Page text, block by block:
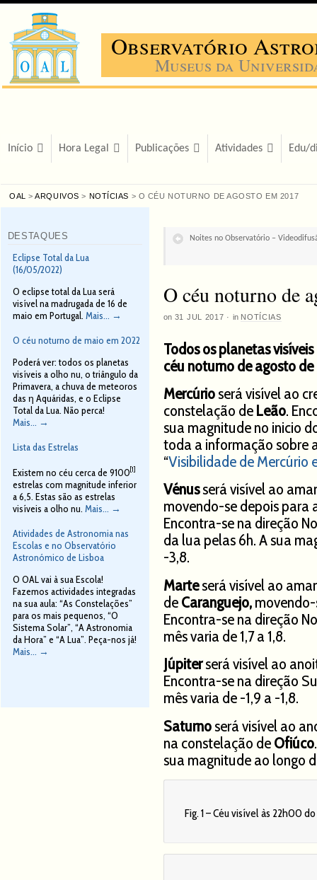
Observatório
Museus da
Início Hora Legal Publicações Atividades Edu/
OAL >ARQUIVOS > NOTÍCIAS > O CÉU NOTURNO DE AGOSTO EM 2017
Noites no Observatório –
O céu noturno de
on 31 JUL 2017 · in NOTÍCIAS
Todos os planetas
céu noturno de agosto de
Mercúrioserá visível ao
constelação deLeão.
sua magnitude no inicio
toda a informação sobre
“Visibilidade de Mercúrio
Vénusserá visível ao
movendo-se depois para
Encontra-se na direção
da lua pelas 6h. A sua
-3,8.
Marteserá visível ao
deCaranguejo,
Encontra-se na direção
mês varia de 1,7 a 1,8.
Júpiterserá visível ao
Encontra-se na direção
mês varia de -1,9 a -1,8.
Saturnoserá visível ao
na constelação deOfiúco
sua magnitude ao longo
Fig. 1 – Céu visível às 22h00
DESTAQUES
Eclipse Total da Lua
(16/05/2022)
O eclipse total da Lua será
visível na madrugada de 16 de
maio em Portugal.Mais... →
O céu noturno de maio em 2022
Poderá ver: todos os planetas
visíveis a olho nu, o triângulo da
Primavera, a chuva de meteoros
das η Aquáridas, e o Eclipse
Total da Lua. Não perca!
Mais... →
Lista das Estrelas
Existem no céu cerca de 9100[1]
estrelas com magnitude inferior
a 6,5. Estas são as estrelas
visíveis a olho nu.Mais... →
Atividades de Astronomia nas
Escolas e no Observatório
Astronómico de Lisboa
O OAL vai à sua Escola!
Fazemos actividades integradas
na sua aula: “As Constelações”
para os mais pequenos, “O
Sistema Solar”, “A Astronomia
da Hora” e “A Lua”. Peça-nos já!
Mais... →